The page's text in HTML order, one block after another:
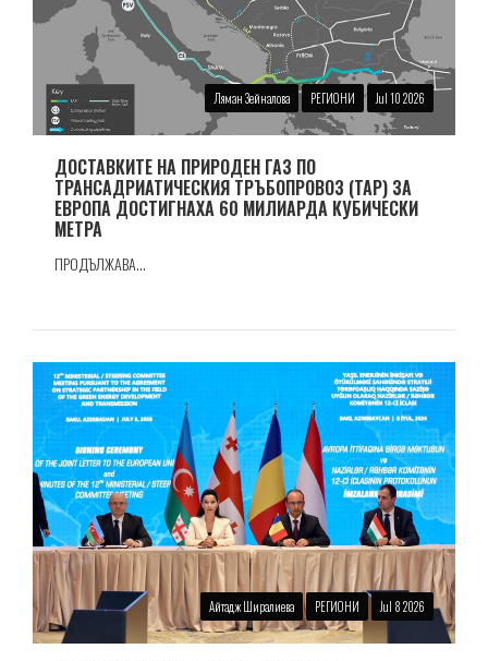
Ляман Зейналова РЕГИОНИ Jul 10 2026
ДОСТАВКИТЕ НА ПРИРОДЕН ГАЗ ПО
ТРАНСАДРИАТИЧЕСКИЯ ТРЪБОПРОВОЗ (TAP) ЗА
ЕВРОПА ДОСТИГНАХА 60 МИЛИАРДА КУБИЧЕСКИ
МЕТРА
ПРОДЪЛЖАВА...
Айтадж Ширалиева РЕГИОНИ Jul 8 2026